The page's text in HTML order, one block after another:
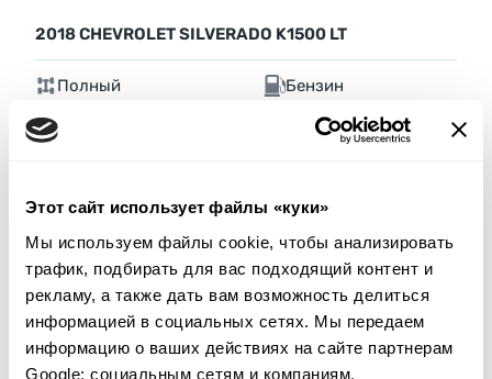
Этот сайт использует файлы «куки»
Мы используем файлы cookie, чтобы анализировать
трафик, подбирать для вас подходящий контент и
рекламу, а также дать вам возможность делиться
информацией в социальных сетях. Мы передаем
информацию о ваших действиях на сайте партнерам
Google: социальным сетям и компаниям,
2018 CHEVROLET SILVERADO K1500 LT
Полный
Бензин
5,300 см³
Текущая ставка:
$0
Сделать ставку
Подробнее